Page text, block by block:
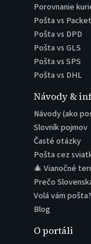
Porovnanie
Pošta vs
Pošta vs DPD
Pošta vs GLS
Pošta vs SPS
Pošta vs DHL
Návody &
Návody (ako
Slovník pojmov
Časté otázky
Pošta cez
🎄 Vianočné
Prečo
Volá vám pošta?
Blog
O portáli